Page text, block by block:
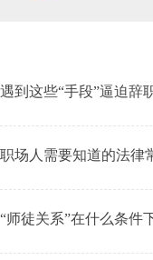
遇到这些“手段”逼迫辞
职场人需要知道的法律
“师徒关系”在什么条件